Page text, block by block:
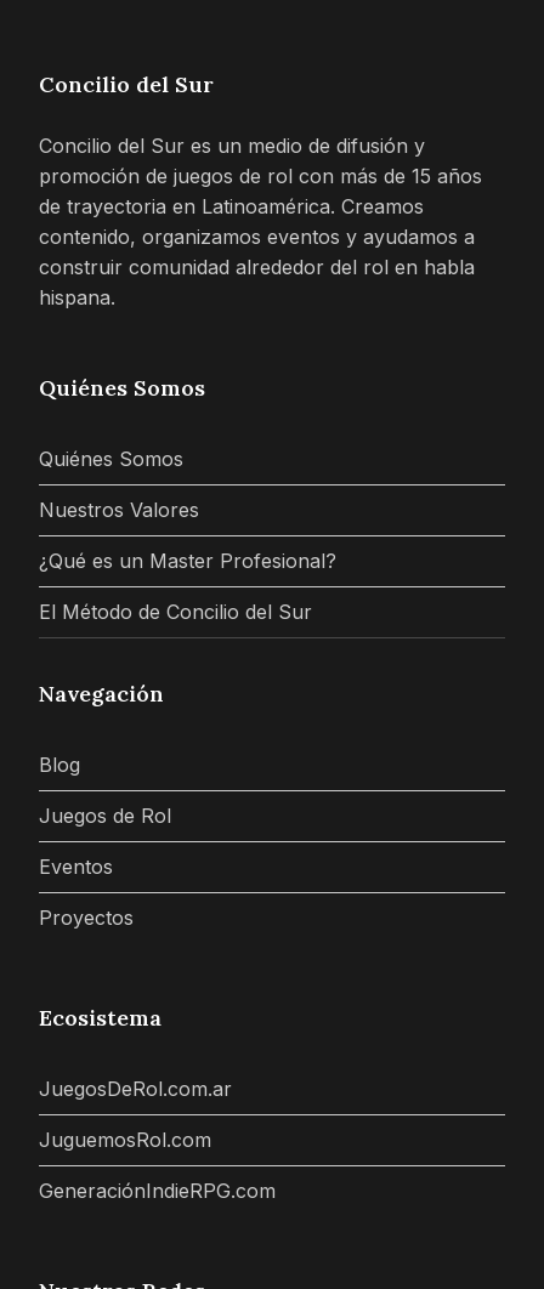
Concilio del Sur
Concilio del Sur es un medio de difusión y
promoción de juegos de rol con más de 15 años
de trayectoria en Latinoamérica. Creamos
contenido, organizamos eventos y ayudamos a
construir comunidad alrededor del rol en habla
hispana.
Quiénes Somos
Quiénes Somos
Nuestros Valores
¿Qué es un Master Profesional?
El Método de Concilio del Sur
Navegación
Blog
Juegos de Rol
Eventos
Proyectos
Ecosistema
JuegosDeRol.com.ar
JuguemosRol.com
GeneraciónIndieRPG.com